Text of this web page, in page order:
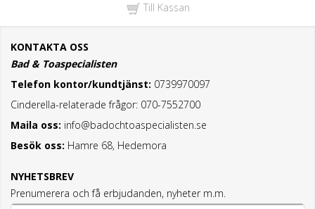
Till Kassan
KONTAKTA OSS
Bad & Toaspecialisten
Telefon kontor/kundtjänst: 0739970097
Cinderella-relaterade frågor: 070-7552700
Maila oss: info@badochtoaspecialisten.se
Besök oss: Hamre 68, Hedemora
NYHETSBREV
Prenumerera och få erbjudanden, nyheter m.m.